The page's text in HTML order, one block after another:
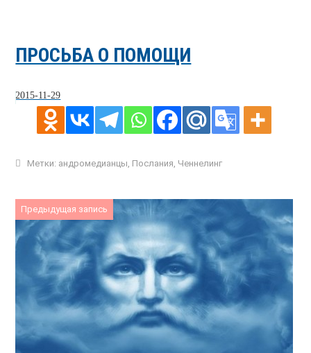
ПРОСЬБА О ПОМОЩИ
2015-11-29
Метки: андромедианцы Послания Ченнелинг
Предыдущая запись